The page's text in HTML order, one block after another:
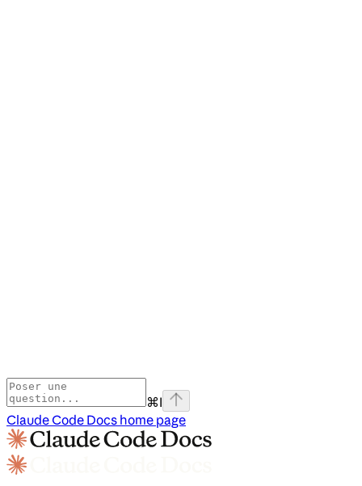
⌘I
Claude Code Docs home page